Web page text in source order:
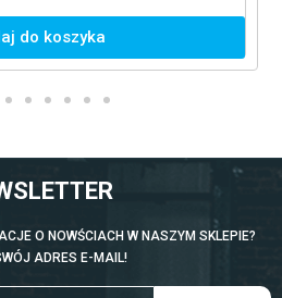
do koszyka
O NOWŚCIACH W NASZYM SKLEPIE?
ADRES E-MAIL!